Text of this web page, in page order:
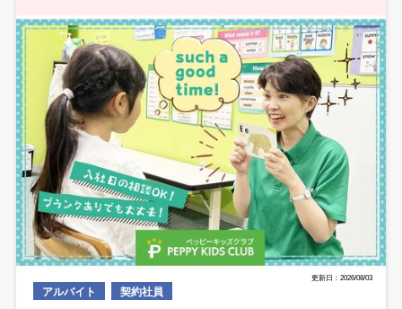
更新日：2026/08/03
アルバイト 契約社員